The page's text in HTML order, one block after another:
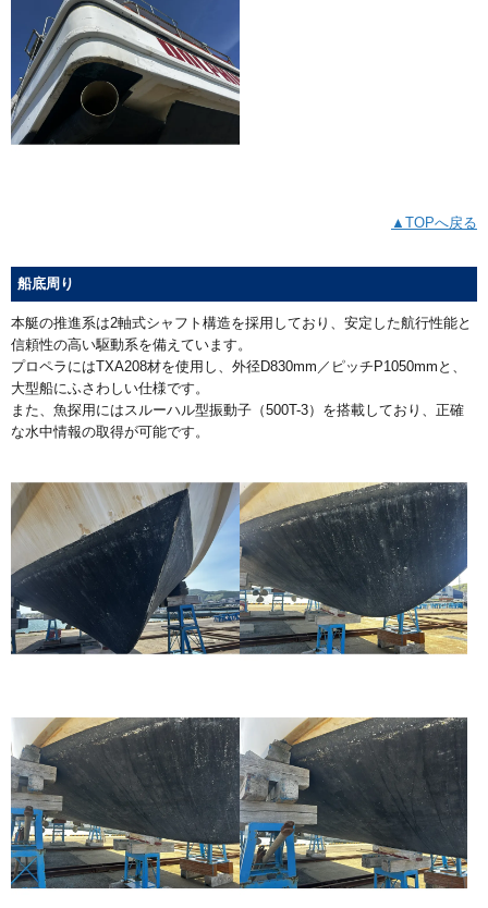
▲TOPへ戻る
船底周り
本艇の推進系は2軸式シャフト構造を採用しており、安定した航行性能と
信頼性の高い駆動系を備えています。
プロペラにはTXA208材を使用し、外径D830mm／ピッチP1050mmと、
大型船にふさわしい仕様です。
また、魚探用にはスルーハル型振動子（500T-3）を搭載しており、正確
な水中情報の取得が可能です。